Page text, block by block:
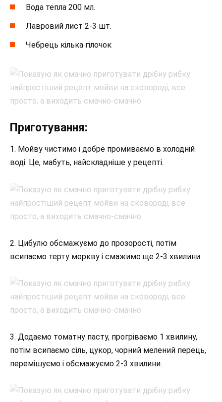
Вода тепла 200 мл.
Лавровий лист 2-3 шт.
Чебрець кілька гілочок
Приготування:
1. Мойву чистимо і добре промиваємо в холодній
воді. Це, мабуть, найскладніше у рецепті.
2. Цибулю обсмажуємо до прозорості, потім
всипаємо терту моркву і смажимо ще 2-3 хвилини.
3. Додаємо томатну пасту, прогріваємо 1 хвилину,
потім всипаємо сіль, цукор, чорний мелений перець,
перемішуємо і обсмажуємо 2-3 хвилини.